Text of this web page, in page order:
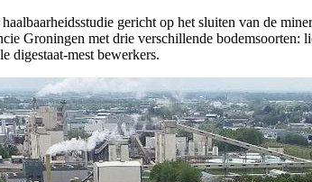
gericht op het sluiten van de
Groningen met drie verschillende
digestaat-mest bewerkers.